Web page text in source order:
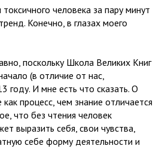
человека за пару минут
Конечно, в глазах моего
поскольку Школа Великих Книг
(в отличие от нас,
году. И мне есть что сказать. О
процесс, чем знание отличается
что без чтения человек
выразить себя, свои чувства,
себе форму деятельности и